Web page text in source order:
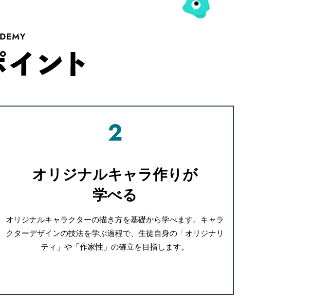
オリジナルキャラ作りが
学べる
オリジナルキャラクターの描き方を基礎から学べます。キャラ
クターデザインの技法を学ぶ過程で、生徒自身の「オリジナリ
ティ」や「作家性」の確立を目指します。